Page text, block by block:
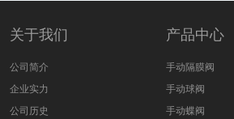
关于我们
公司简介
企业实力
公司历史
产品中心
手动隔膜阀
手动球阀
手动蝶阀